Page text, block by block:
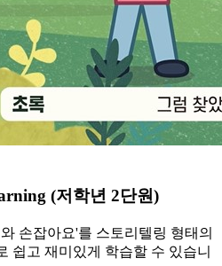
(저학년 2단원)
손잡아요'를 스토리텔링 형태의
쉽고 재미있게 학습할 수 있습니